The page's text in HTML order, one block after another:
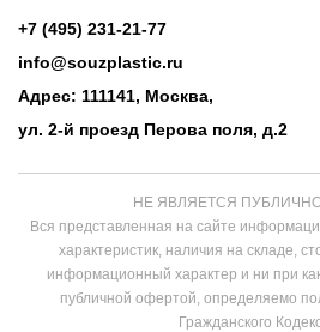
+7 (495) 231-21-77
info@souzplastic.ru
Адрес: 111141, Москва,
ул. 2-й проезд Перова поля, д.2
НЕ ЯВЛЯЕТСЯ
Вся представленная на сайте
характеристик, наличия на складе,
информационный характер и ни при
публичной офертой, определяемо
Гражданского